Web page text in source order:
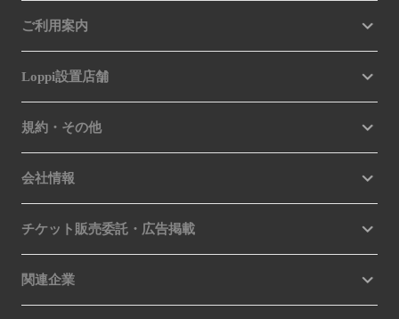
ご利用案内
Loppi設置店舗
規約・その他
会社情報
チケット販売委託・広告掲載
関連企業